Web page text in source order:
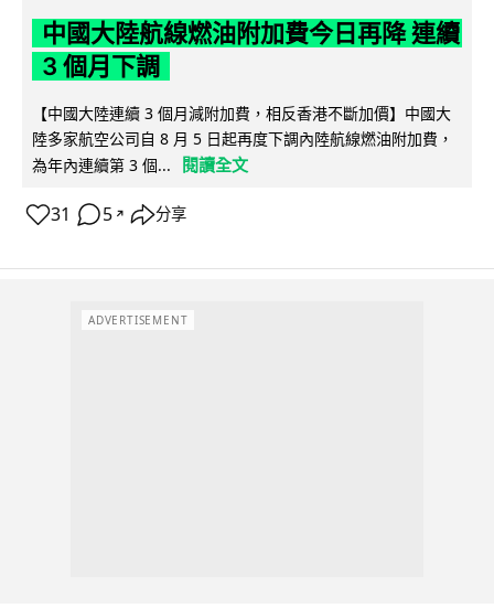
中國大陸航線燃油附加費今日再降 連續
3 個月下調
【中國大陸連續 3 個月減附加費，相反香港不斷加價】中國大
陸多家航空公司自 8 月 5 日起再度下調內陸航線燃油附加費，
為年內連續第 3 個...
閱讀全文
31 5 ↗ 分享
ADVERTISEMENT